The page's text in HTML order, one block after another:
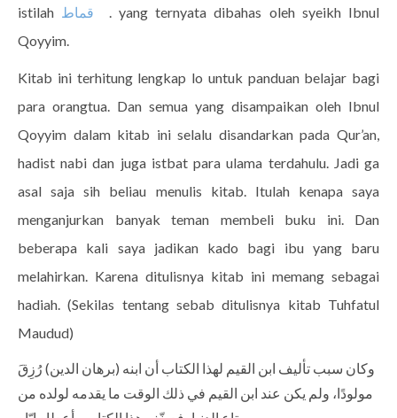
istilah
قماط
. yang ternyata dibahas oleh syeikh Ibnul
Qoyyim.
Kitab ini terhitung lengkap lo untuk panduan belajar bagi
para orangtua. Dan semua yang disampaikan oleh Ibnul
Qoyyim dalam kitab ini selalu disandarkan pada Qur’an,
hadist nabi dan juga istbat para ulama terdahulu. Jadi ga
asal saja sih beliau menulis kitab. Itulah kenapa saya
menganjurkan banyak teman membeli buku ini. Dan
beberapa kali saya jadikan kado bagi ibu yang baru
melahirkan. Karena ditulisnya kitab ini memang sebagai
hadiah. (Sekilas tentang sebab ditulisnya kitab Tuhfatul
Maudud)
وكان سبب تأليف ابن القيم لهذا الكتاب أن ابنه (برهان الدين) رُزِقَ
مولودًا، ولم يكن عند ابن القيم في ذلك الوقت ما يقدمه لولده من